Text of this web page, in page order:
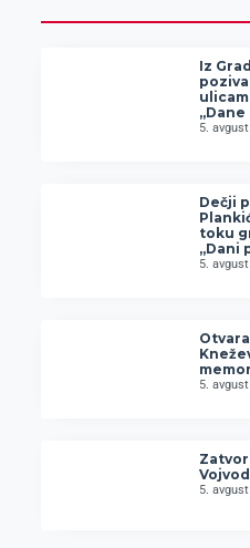
Iz
„Dane
5.
Dečji
toku
„Dani
5.
5.
5.